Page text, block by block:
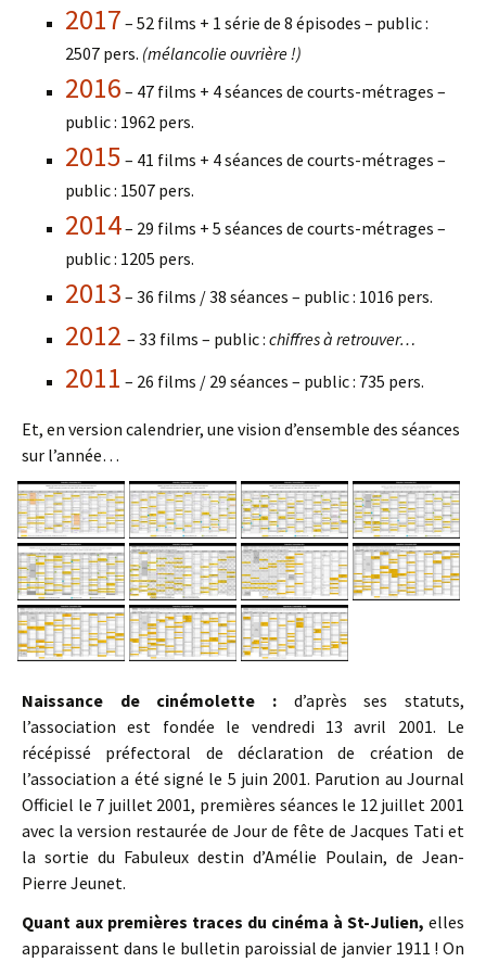
2017 – 52 films + 1 série de 8 épisodes – public :
2507 pers. (mélancolie ouvrière !)
2016 – 47 films + 4 séances de courts-métrages –
public : 1962 pers.
2015 – 41 films + 4 séances de courts-métrages –
public : 1507 pers.
2014– 29 films + 5 séances de courts-métrages –
public : 1205 pers.
2013 – 36 films / 38 séances – public : 1016 pers.
2012 – 33 films – public : chiffres à retrouver…
2011 – 26 films / 29 séances – public : 735 pers.
Et, en version calendrier, une vision d’ensemble des séances
sur l’année…
Naissance de cinémolette : d’après ses statuts,
l’association est fondée le vendredi 13 avril 2001. Le
récépissé préfectoral de déclaration de création de
l’association a été signé le 5 juin 2001. Parution au Journal
Officiel le 7 juillet 2001, premières séances le 12 juillet 2001
avec la version restaurée de Jour de fête de Jacques Tati et
la sortie du Fabuleux destin d’Amélie Poulain, de Jean-
Pierre Jeunet.
Quant aux premières traces du cinéma à St-Julien, elles
apparaissent dans le bulletin paroissial de janvier 1911 ! On